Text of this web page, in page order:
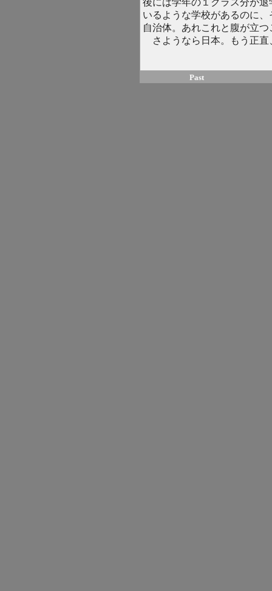
後には学年の１クラス分が
いるような学校があるのに
自治体。あれこれと腹が立
さようなら日本。もう正直
Past